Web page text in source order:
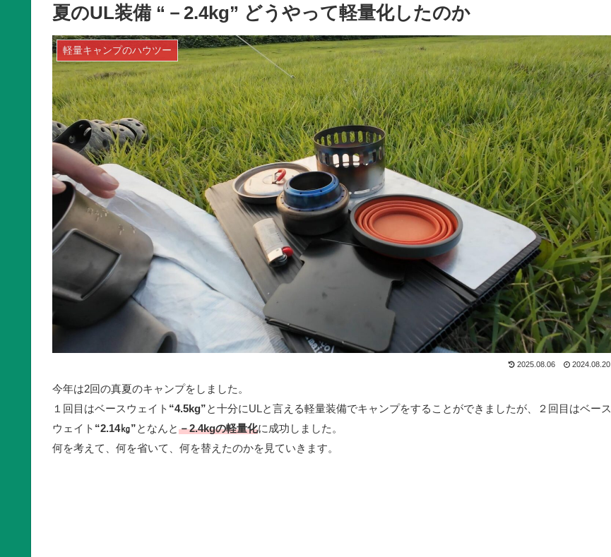
夏のUL装備 “－2.4kg” どうやって軽量化したのか
軽量キャンプのハウツー
2025.08.06 2024.08.20
今年は2回の真夏のキャンプをしました。
１回目はベースウェイト “4.5kg”と十分にULと言える軽量装備でキャンプをすることができましたが、２回目はベース
ウェイト “2.14㎏”となんと－2.4kgの軽量化に成功しました。
何を考えて、何を省いて、何を替えたのかを見ていきます。